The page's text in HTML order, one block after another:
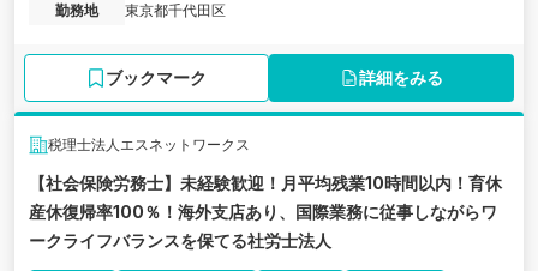
勤務地
東京都千代田区
ブックマーク 詳細をみる
税理士法人エスネットワークス
【社会保険労務士】未経験歓迎！月平均残業10時間以内！育休
産休復帰率100％！海外支店あり、国際業務に従事しながらワ
ークライフバランスを保てる社労士法人